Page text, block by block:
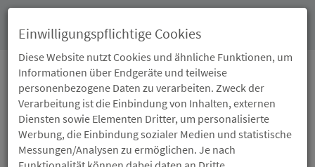
28.06.2019
VERBESSERTE
FÖRDERMÖGLICHKEITEN
Einwilligungspflichtige Cookies
Diese Website nutzt Cookies und ähnliche Funktionen, um
Informationen über Endgeräte und teilweise
personenbezogene Daten zu verarbeiten. Zweck der
Verarbeitung ist die Einbindung von Inhalten, externen
Diensten sowie Elementen Dritter, um personalisierte
Werbung, die Einbindung sozialer Medien und statistische
Messungen/Analysen zu ermöglichen. Je nach